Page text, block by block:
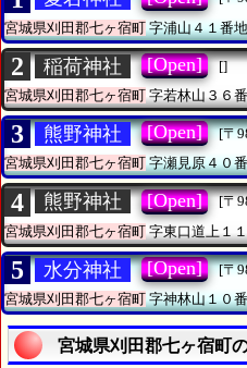
宮城県刈田郡七ヶ宿町字浦山４１番地
2 稲荷神社 [Open]
[]
宮城県刈田郡七ヶ宿町字若林山３６
3 熊野神社 [Open]
[〒
宮城県刈田郡七ヶ宿町字瀬見原４０
4 熊野神社 [Open]
[〒
宮城県刈田郡七ヶ宿町 字東口道上１
5 水分神社 [Open]
[〒
宮城県刈田郡七ヶ宿町字神林山１０
宮城県刈田郡七ヶ宿町